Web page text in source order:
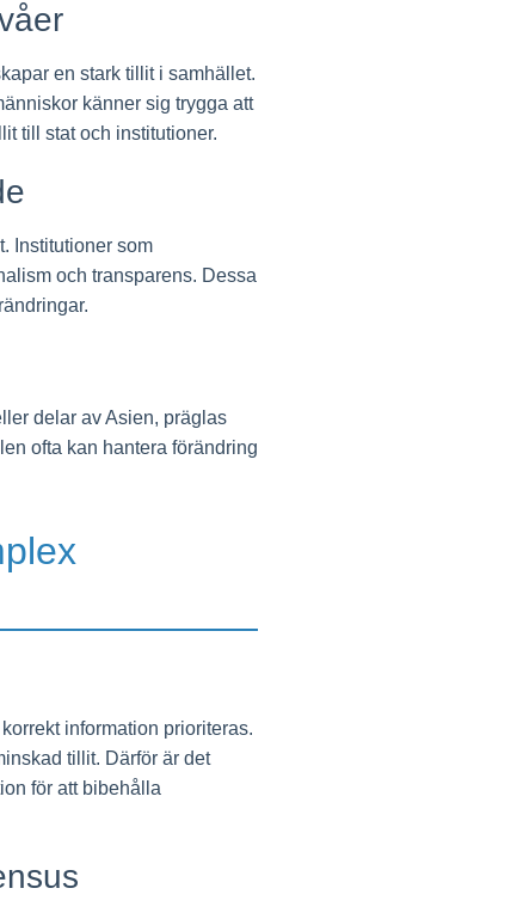
en stark tillit i samhället.
känner sig trygga att
till stat och institutioner.
Institutioner som
och transparens. Dessa
delar av Asien, präglas
ofta kan hantera förändring
information prioriteras.
tillit. Därför är det
för att bibehålla